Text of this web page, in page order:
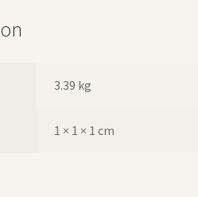
3.39 kg
1 × 1 × 1 cm